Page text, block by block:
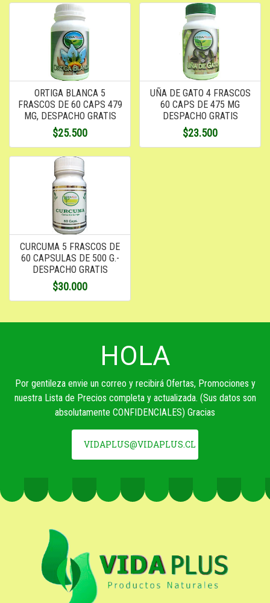
ORTIGA BLANCA 5
FRASCOS DE 60 CAPS 479
MG, DESPACHO GRATIS
$25.500
UÑA DE GATO 4 FRASCOS
60 CAPS DE 475 MG
DESPACHO GRATIS
$23.500
CURCUMA 5 FRASCOS DE
60 CAPSULAS DE 500 G.-
DESPACHO GRATIS
$30.000
HOLA
Por gentileza envie un correo y recibirá Ofertas, Promociones y
nuestra Lista de Precios completa y actualizada. (Sus datos son
absolutamente CONFIDENCIALES) Gracias
VIDAPLUS@VIDAPLUS.CL